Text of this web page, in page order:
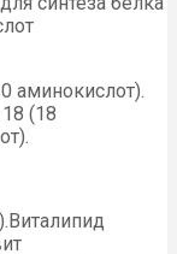
аминокислот).
(18